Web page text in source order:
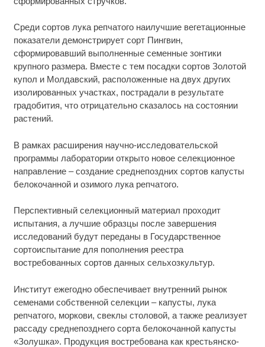
Среди сортов лука репчатого наилучшие вегетационные
показатели демонстрирует сорт Пингвин,
сформировавший выполненные семенные зонтики
крупного размера. Вместе с тем посадки сортов Золотой
купол и Молдавский, расположенные на двух других
изолированных участках, пострадали в результате
градобития, что отрицательно сказалось на состоянии
растений.
В рамках расширения научно-исследовательской
программы лаборатории открыто новое селекционное
направление – создание среднепоздних сортов капусты
белокочанной и озимого лука репчатого.
Перспективный селекционный материал проходит
испытания, а лучшие образцы после завершения
исследований будут переданы в Государственное
сортоиспытание для пополнения реестра
востребованных сортов данных сельхозкультур.
Институт ежегодно обеспечивает внутренний рынок
семенами собственной селекции – капусты, лука
репчатого, моркови, свеклы столовой, а также реализует
рассаду среднепозднего сорта белокочанной капусты
«Золушка». Продукция востребована как крестьянско-